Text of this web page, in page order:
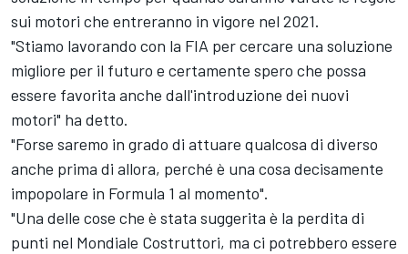
sui motori che entreranno in vigore nel 2021.
"Stiamo lavorando con la FIA per cercare una soluzione
migliore per il futuro e certamente spero che possa
essere favorita anche dall'introduzione dei nuovi
motori" ha detto.
"Forse saremo in grado di attuare qualcosa di diverso
anche prima di allora, perché è una cosa decisamente
impopolare in Formula 1 al momento".
"Una delle cose che è stata suggerita è la perdita di
punti nel Mondiale Costruttori, ma ci potrebbero essere